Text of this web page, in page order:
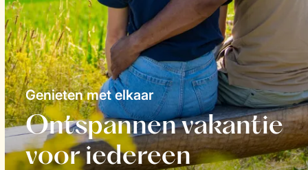
Ontspannen vakantie
voor iedereen
Genieten met elkaar